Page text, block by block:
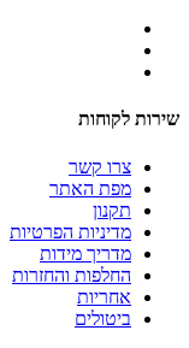
שירות לקוחות
צרו קשר
מפת האתר
תקנון
מדיניות הפרטיות
מדריך מידות
החלפות והחזרות
אחריות
ביטולים